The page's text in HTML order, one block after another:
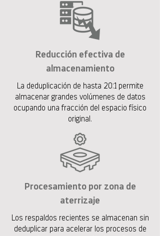
Reducción efectiva de
almacenamiento
La deduplicación de hasta 20:1 permite
almacenar grandes volúmenes de datos
ocupando una fracción del espacio físico
original.
Procesamiento por zona de
aterrizaje
Los respaldos recientes se almacenan sin
deduplicar para acelerar los procesos de